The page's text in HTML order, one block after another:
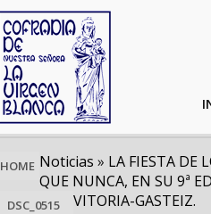
HOME Noticias » LA FIESTA DE
QUE NUNCA, EN SU 9ª
VITORIA-GASTEIZ.
DSC_0515